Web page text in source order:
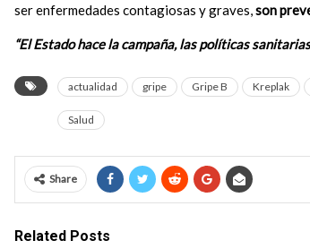
ser enfermedades contagiosas y graves,son
“El Estado hace la campaña, las políticas
actualidad gripe Gripe B Kreplak
Salud
Share
Related Posts